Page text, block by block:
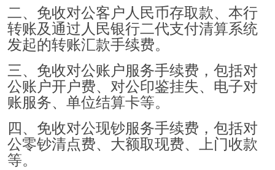
二、免收对公客户人民币存取款、本行
转账及通过人民银行二代支付清算系统
发起的转账汇款手续费。
三、免收对公账户服务手续费，包括对
公账户开户费、对公印鉴挂失、电子对
账服务、单位结算卡等。
四、免收对公现钞服务手续费，包括对
公零钞清点费、大额取现费、上门收款
等。